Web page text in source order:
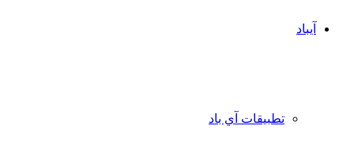
آيباد
تطبيقات آي باد